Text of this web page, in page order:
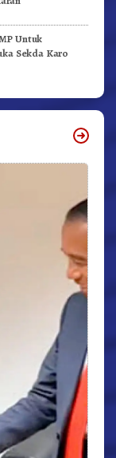
Untuk
Sekda Karo